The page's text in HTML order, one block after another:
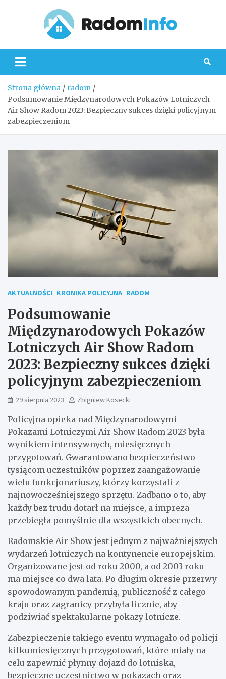
Strona główna
radom
Podsumowanie Międzynarodowych Pokazów Lotniczych
Air Show Radom 2023: Bezpieczny sukces dzięki policyjnym
zabezpieczeniom
AKTUALNOŚCI KRONIKA POLICYJNA RADOM
Podsumowanie
Międzynarodowych Pokazów
Lotniczych Air Show Radom
2023: Bezpieczny sukces dzięki
policyjnym zabezpieczeniom
29 sierpnia 2023 Zbigniew Kosecki
Policyjna opieka nad Międzynarodowymi
Pokazami Lotniczymi Air Show Radom 2023 była
wynikiem intensywnych, miesięcznych
przygotowań. Gwarantowano bezpieczeństwo
tysiącom uczestników poprzez zaangażowanie
wielu funkcjonariuszy, którzy korzystali z
najnowocześniejszego sprzętu. Zadbano o to, aby
każdy bez trudu dotarł na miejsce, a impreza
przebiegła pomyślnie dla wszystkich obecnych.
Radomskie Air Show jest jednym z najważniejszych
wydarzeń lotniczych na kontynencie europejskim.
Organizowane jest od roku 2000, a od 2003 roku
ma miejsce co dwa lata. Po długim okresie przerwy
spowodowanym pandemią, publiczność z całego
kraju oraz zagranicy przybyła licznie, aby
podziwiać spektakularne pokazy lotnicze.
Zabezpieczenie takiego eventu wymagało od policji
kilkumiesięcznych przygotowań, które miały na
celu zapewnić płynny dojazd do lotniska,
bezpieczne uczestnictwo w pokazach oraz